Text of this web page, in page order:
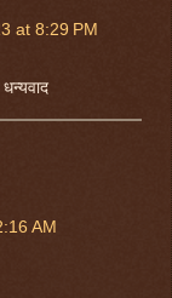
at 8:29 PM
AM